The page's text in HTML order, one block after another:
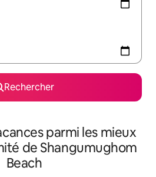
Rechercher
parmi les mieux
de Shangumughom
Beach